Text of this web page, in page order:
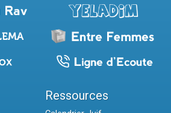
Ressources